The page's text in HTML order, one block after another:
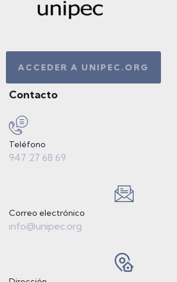
ACCEDER A UNIPEC.ORG
Contacto
Teléfono
947 27 68 69
Correo electrónico
info@unipec.org